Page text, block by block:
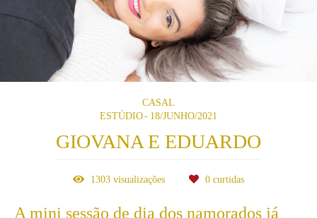
CASAL
ESTÚDIO
18/JUNHO/2021
GIOVANA E EDUARDO
1303 visualizações 0 curtidas
A mini sessão de dia dos namorados já